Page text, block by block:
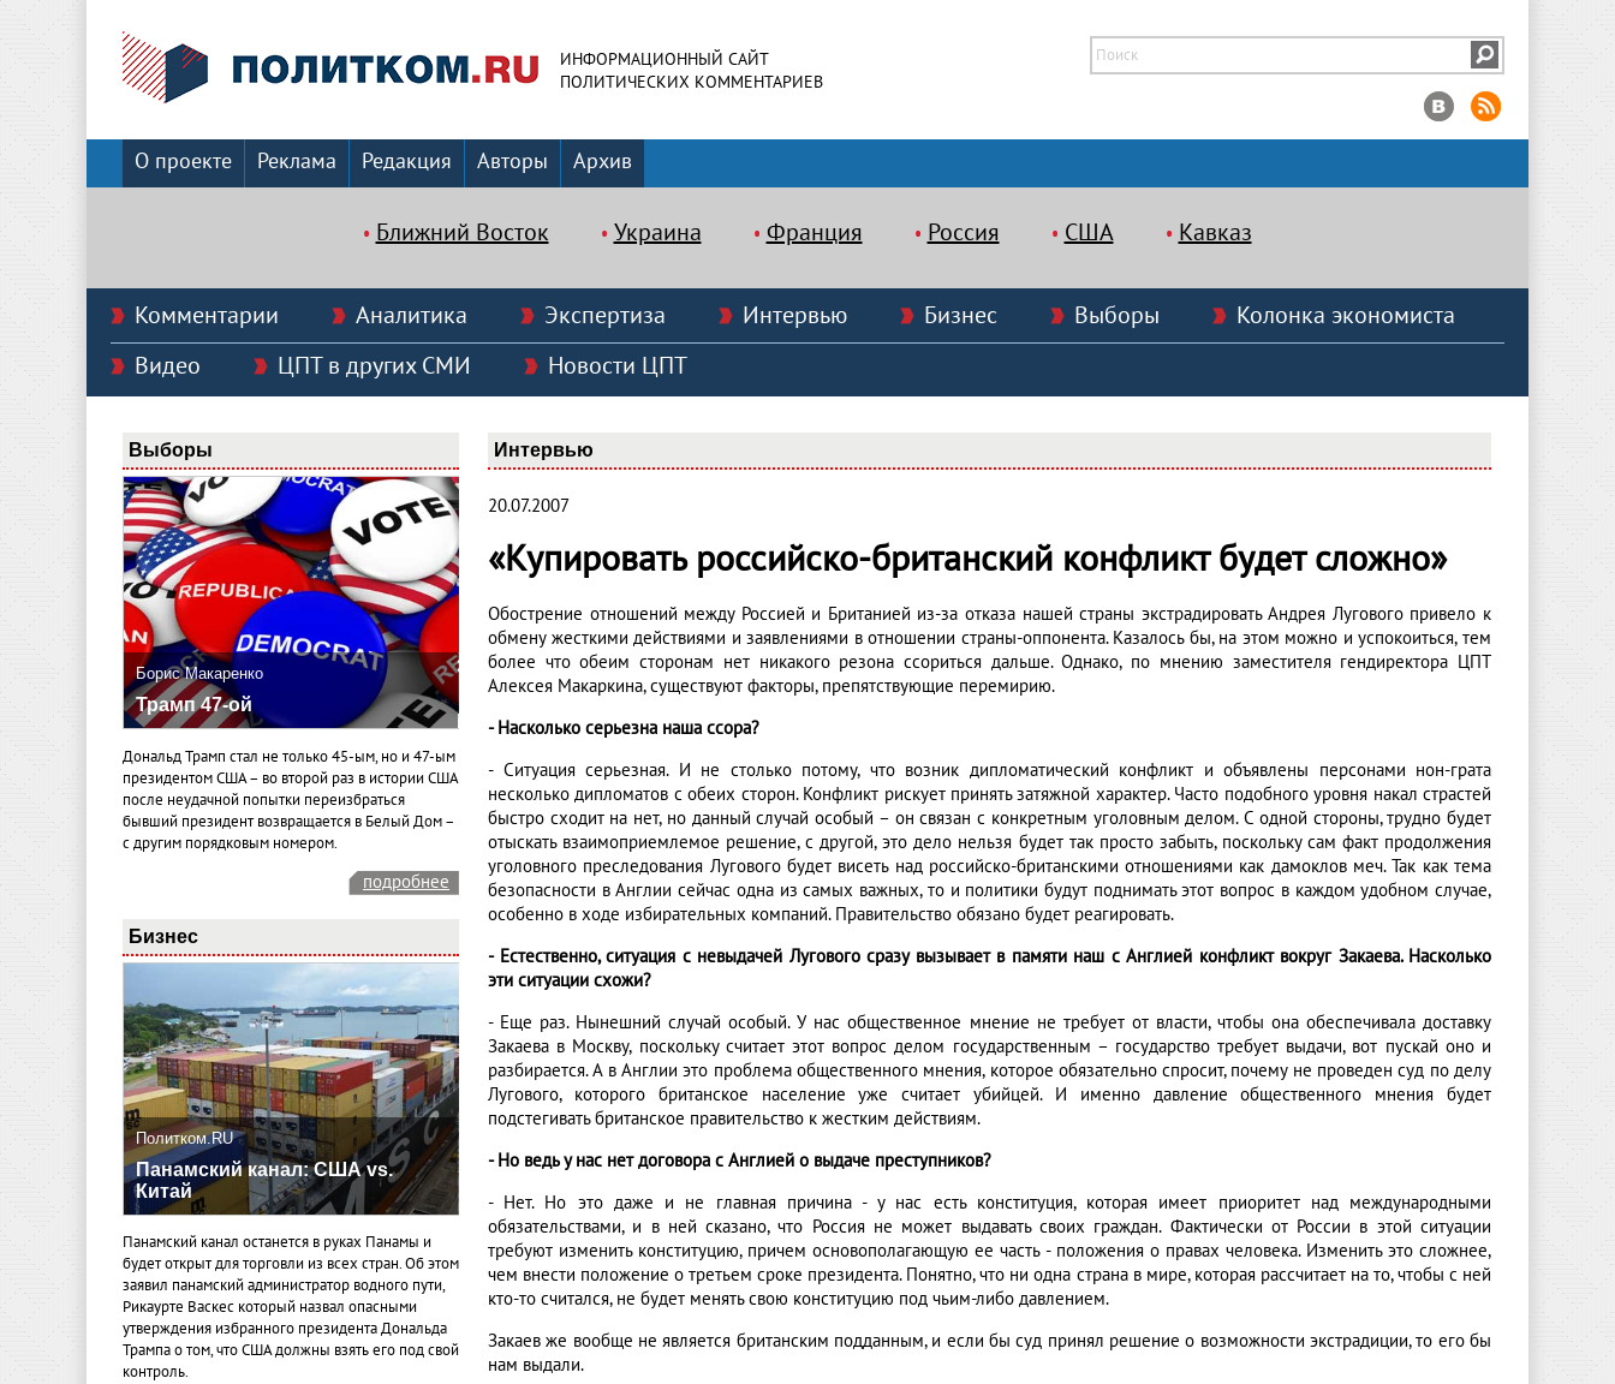
ИНФОРМАЦИОННЫЙ САЙТ
ПОЛИТИЧЕСКИХ КОММЕНТАРИЕВ
О проекте Реклама Редакция Авторы Архив
Ближний Восток Украина Франция Россия США Кавказ
Комментарии Аналитика Экспертиза Интервью Бизнес Выборы
Колонка экономиста
Видео
ЦПТ в других СМИ Новости ЦПТ
Выборы
Борис Макаренко
Трамп 47-ой
Дональд Трамп стал не только 45-ым, но и 47-ым
президентом США – во второй раз в истории США
после неудачной попытки переизбраться
бывший президент возвращается в Белый Дом –
с другим порядковым номером.
подробнее
Бизнес
Политком.RU
Панамский канал: США vs.
Китай
Панамский канал останется в руках Панамы и
будет открыт для торговли из всех стран. Об этом
заявил панамский администратор водного пути,
Рикаурте Васкес который назвал опасными
утверждения избранного президента Дональда
Трампа о том, что США должны взять его под свой
контроль.
Интервью
20.07.2007
«Купировать российско-британский конфликт будет сложно»
Обострение отношений между Россией и Британией из-за отказа нашей страны экстрадировать Андрея Лугового привело к
обмену жесткими действиями и заявлениями в отношении страны-оппонента. Казалось бы, на этом можно и успокоиться, тем
более что обеим сторонам нет никакого резона ссориться дальше. Однако, по мнению заместителя гендиректора ЦПТ
Алексея Макаркина, существуют факторы, препятствующие перемирию.
- Насколько серьезна наша ссора?
- Ситуация серьезная. И не столько потому, что возник дипломатический конфликт и объявлены персонами нон-грата
несколько дипломатов с обеих сторон. Конфликт рискует принять затяжной характер. Часто подобного уровня накал страстей
быстро сходит на нет, но данный случай особый – он связан с конкретным уголовным делом. С одной стороны, трудно будет
отыскать взаимоприемлемое решение, с другой, это дело нельзя будет так просто забыть, поскольку сам факт продолжения
уголовного преследования Лугового будет висеть над российско-британскими отношениями как дамоклов меч. Так как тема
безопасности в Англии сейчас одна из самых важных, то и политики будут поднимать этот вопрос в каждом удобном случае,
особенно в ходе избирательных компаний. Правительство обязано будет реагировать.
- Естественно, ситуация с невыдачей Лугового сразу вызывает в памяти наш с Англией конфликт вокруг Закаева. Насколько
эти ситуации схожи?
- Еще раз. Нынешний случай особый. У нас общественное мнение не требует от власти, чтобы она обеспечивала доставку
Закаева в Москву, поскольку считает этот вопрос делом государственным – государство требует выдачи, вот пускай оно и
разбирается. А в Англии это проблема общественного мнения, которое обязательно спросит, почему не проведен суд по делу
Лугового, которого британское население уже считает убийцей. И именно давление общественного мнения будет
подстегивать британское правительство к жестким действиям.
- Но ведь у нас нет договора с Англией о выдаче преступников?
- Нет. Но это даже и не главная причина - у нас есть конституция, которая имеет приоритет над международными
обязательствами, и в ней сказано, что Россия не может выдавать своих граждан. Фактически от России в этой ситуации
требуют изменить конституцию, причем основополагающую ее часть - положения о правах человека. Изменить это сложнее,
чем внести положение о третьем сроке президента. Понятно, что ни одна страна в мире, которая рассчитает на то, чтобы с ней
кто-то считался, не будет менять свою конституцию под чьим-либо давлением.
Закаев же вообще не является британским подданным, и если бы суд принял решение о возможности экстрадиции, то его бы
нам выдали.